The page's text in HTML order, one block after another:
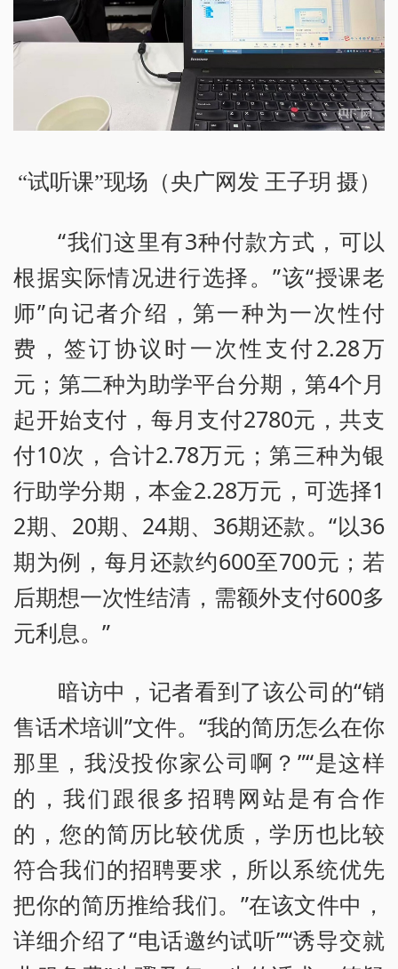
“试听课”现场（央广网发 王子玥 摄）
“我们这里有3种付款方式，可以
根据实际情况进行选择。”该“授课老
师”向记者介绍，第一种为一次性付
费，签订协议时一次性支付2.28万
元；第二种为助学平台分期，第4个月
起开始支付，每月支付2780元，共支
付10次，合计2.78万元；第三种为银
行助学分期，本金2.28万元，可选择1
2期、20期、24期、36期还款。“以36
期为例，每月还款约600至700元；若
后期想一次性结清，需额外支付600多
元利息。”
暗访中，记者看到了该公司的“销
售话术培训”文件。“我的简历怎么在你
那里，我没投你家公司啊？”“是这样
的，我们跟很多招聘网站是有合作
的，您的简历比较优质，学历也比较
符合我们的招聘要求，所以系统优先
把你的简历推给我们。”在该文件中，
详细介绍了“电话邀约试听”“诱导交就